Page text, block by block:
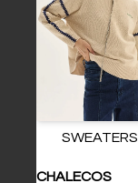
SWEATERS
CHALECOS